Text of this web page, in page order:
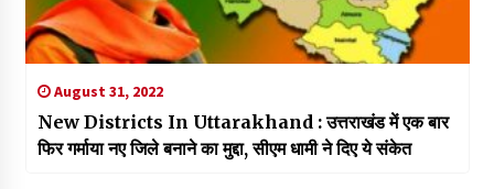
August 31, 2022
New Districts In Uttarakhand : उत्तराखंड में एक बार
फिर गर्माया नए जिले बनाने का मुद्दा, सीएम धामी ने दिए ये संकेत